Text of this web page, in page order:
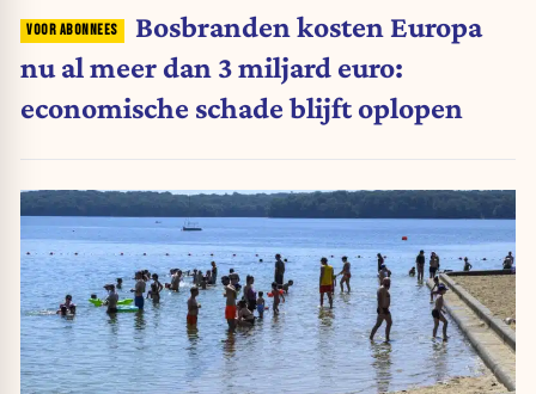
Bosbranden kosten Europa
nu al meer dan 3 miljard euro:
economische schade blijft oplopen